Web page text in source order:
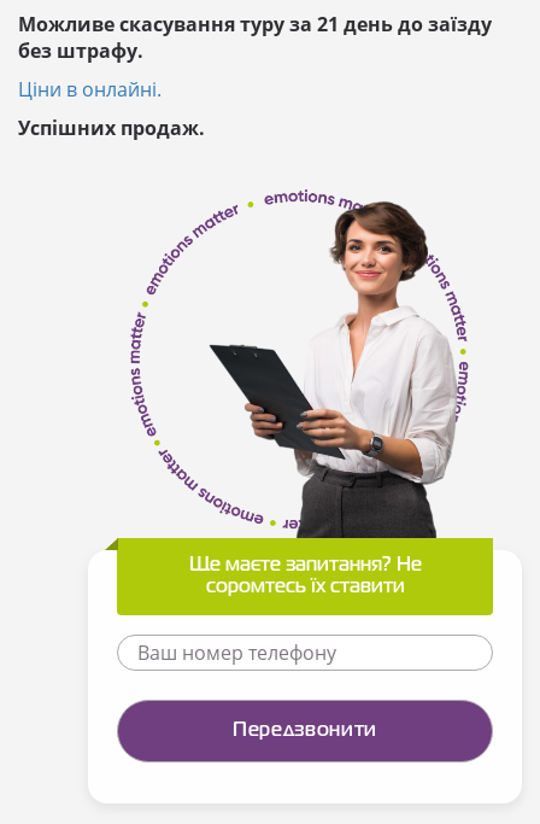
Можливе скасування туру за 21 день до заїзду
без штрафу.
Ціни в онлайні.
Успішних продаж.
Ще маєте запитання? Не
соромтесь їх ставити